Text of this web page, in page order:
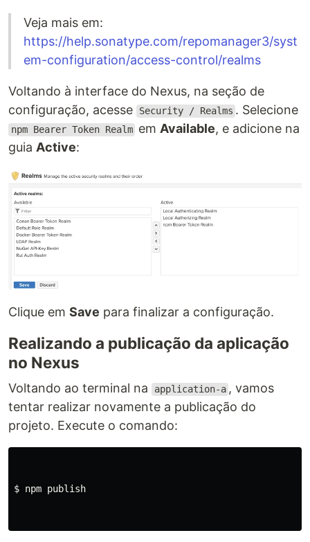
Veja mais em:
https://help.sonatype.com/repomanager3/syst
em-configuration/access-control/realms
Voltando à interface do Nexus, na seção de
configuração, acesse
Security / Realms . Selecione
npm Bearer Token Realm em Available, e adicione na
guia Active:
Clique em Save para finalizar a configuração.
Realizando a publicação da aplicação
no Nexus
Voltando ao terminal na application-a , vamos
tentar realizar novamente a publicação do
projeto. Execute o comando:
$ npm publish